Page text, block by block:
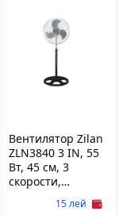
Вентилятор Zilan
ZLN3840 3 IN, 55
Вт, 45 см, 3
скорости,
15 лей